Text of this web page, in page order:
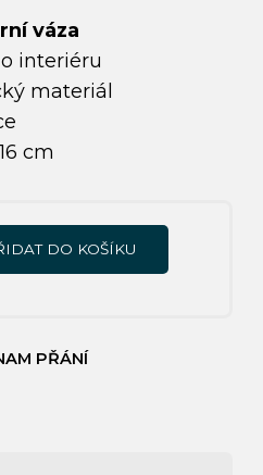
váza
interiéru
materiál
cm
DO KOŠÍKU
PŘÁNÍ